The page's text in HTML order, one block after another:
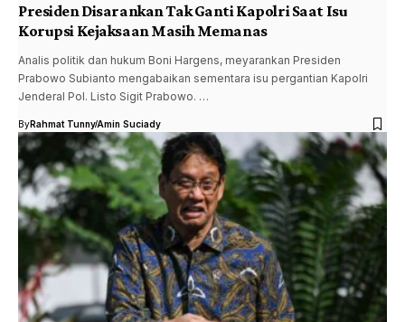
Presiden Disarankan Tak Ganti Kapolri Saat Isu
Korupsi Kejaksaan Masih Memanas
Analis politik dan hukum Boni Hargens, meyarankan Presiden
Prabowo Subianto mengabaikan sementara isu pergantian Kapolri
Jenderal Pol. Listo Sigit Prabowo. …
ByRahmat TunnyAmin Suciady